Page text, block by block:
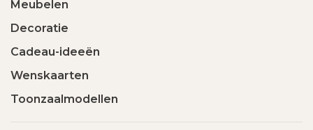
Meubelen
Decoratie
Cadeau-ideeën
Wenskaarten
Toonzaalmodellen